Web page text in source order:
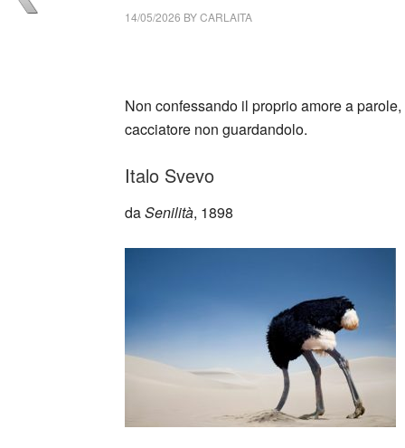
14/05/2026 BYCARLAITA
Non confessando il proprio amore a
cacciatore non guardandolo.
Italo Svevo
daSenilità, 1898